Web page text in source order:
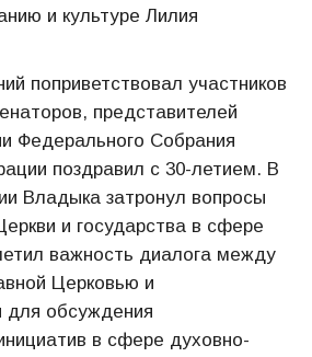
и культуре Лилия
поприветствовал участников
представителей
Федерального Собрания
поздравил с 30-летием. В
Владыка затронул вопросы
и государства в сфере
важность диалога между
Церковью и
для обсуждения
в сфере духовно-